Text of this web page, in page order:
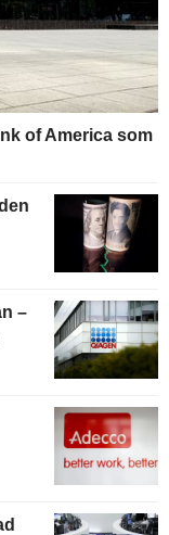
of America som
–